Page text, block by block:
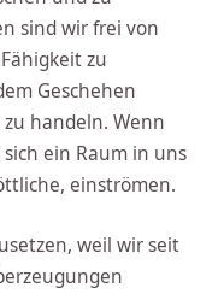
sind wir frei von
zu
Geschehen
handeln. Wenn
ein Raum in uns
einströmen.
weil wir seit